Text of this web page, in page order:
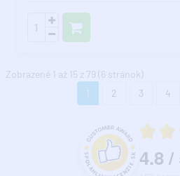
Zobrazené 1 až 15 z 79 (6 stránok)
1
2 3 4
Priemerné
4.8 /